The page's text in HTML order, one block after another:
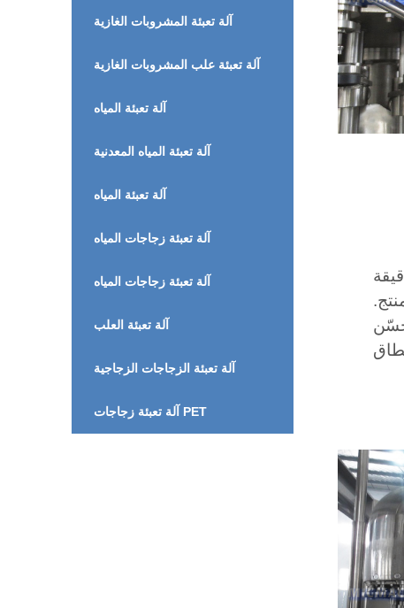
آلة تعبئة المشروبات الغازية
آلة تعبئة علب المشروبات الغازية
آلة تعبئة المياه
آلة تعبئة المياه المعدنية
آلة تعبئة المياه
آلة تعبئة زجاجات المياه
آلة تعبئة زجاجات المياه
آلة تعبئة العلب
آلة تعبئة الزجاجات الزجاجية
آلة تعبئة زجاجات PET